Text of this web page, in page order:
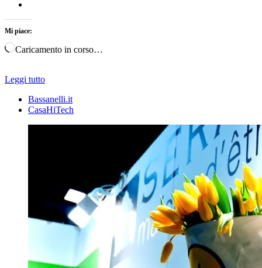
Mi piace:
Caricamento in corso…
Leggi tutto
Bassanelli.it
CasaHiTech